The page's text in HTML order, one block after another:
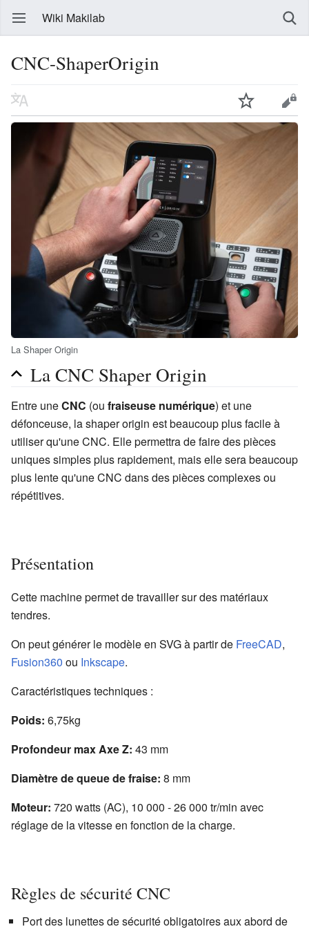
Wiki Makilab
CNC-ShaperOrigin
La Shaper Origin
La CNC Shaper Origin
Entre uneCNC (ou fraiseuse numérique) et une
défonceuse, la shaper origin est beaucoup plus facile à
utiliser qu'une CNC. Elle permettra de faire des pièces
uniques simples plus rapidement, mais elle sera beaucoup
plus lente qu'une CNC dans des pièces complexes ou
répétitives.
Présentation
Cette machine permet de travailler sur des matériaux
tendres.
On peut générer le modèle en SVG à partir de FreeCAD,
Fusion360 ou Inkscape.
Caractéristiques techniques :
Poids: 6,75kg
Profondeur max Axe Z: 43 mm
Diamètre de queue de fraise: 8 mm
Moteur: 720 watts (AC), 10 000 - 26 000 tr/min avec
réglage de la vitesse en fonction de la charge.
Règles de sécurité CNC
Port des lunettes de sécurité obligatoires aux abord de